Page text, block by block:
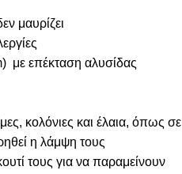
μαυρίζει
με επέκταση αλυσίδας
κολόνιες και έλαια, όπως σε
η λάμψη τους
τους για να παραμείνουν